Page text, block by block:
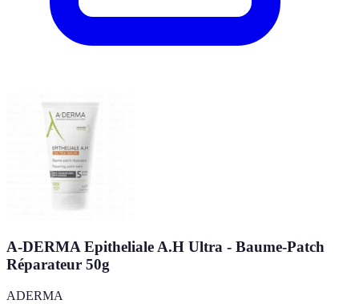
A-DERMA Epitheliale A.H Ultra - Baume-Patch
Réparateur 50g
ADERMA